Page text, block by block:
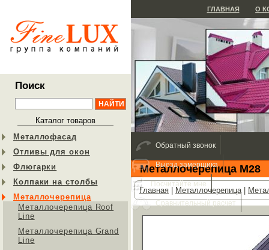
Поиск
Каталог товаров
Металлофасад
Отливы для окон
Флюгарки
Колпаки на столбы
Металлочерепица
Металлочерепица Roof
Line
Металлочерепица Grand
Line
ГЛАВНАЯ О
Металлочерепица М28
Главная Металлочерепица|
Обратный звонок
Выезд замерщика
Посчитайте мне
Сравнительный расчет